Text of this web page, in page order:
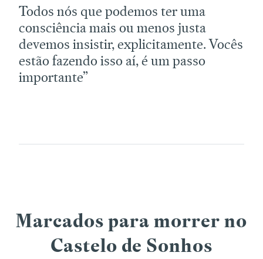
Todos nós que podemos ter uma
consciência mais ou menos justa
devemos insistir, explicitamente. Vocês
estão fazendo isso aí, é um passo
importante”
Marcados para morrer no
Castelo de Sonhos